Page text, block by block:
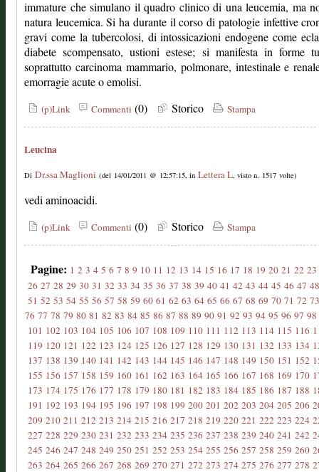
immature che simulano il quadro clinico di una leucemia, ma
natura leucemica. Si ha durante il corso di patologie infettive
gravi come la tubercolosi, di intossicazioni endogene come
diabete scompensato, ustioni estese; si manifesta in forme
soprattutto carcinoma mammario, polmonare, intestinale e
emorragie acute o emolisi.
(p)Link Commenti (0) Storico Stampa
Leucina
Di Dr.ssa Maglioni (del 14/01/2011 @ 12:57:15, in Lettera L, visto n. 1517 volte)
vedi aminoacidi.
(p)Link Commenti (0) Storico Stampa
Pagine: 1 2 3 4 5 6 7 8 9 10 11 12 13 14 15 16 17 18 19 20 21 22 23
26 27 28 29 30 31 32 33 34 35 36 37 38 39 40 41 42 43 44 45 46 47 48
51 52 53 54 55 56 57 58 59 60 61 62 63 64 65 66 67 68 69 70 71 72 73
76 77 78 79 80 81 82 83 84 85 86 87 88 89 90 91 92 93 94 95 96 97 98
101 102 103 104 105 106 107 108 109 110 111 112 113 114 115 116
119 120 121 122 123 124 125 126 127 128 129 130 131 132 133 134
137 138 139 140 141 142 143 144 145 146 147 148 149 150 151 152
155 156 157 158 159 160 161 162 163 164 165 166 167 168 169 170
173 174 175 176 177 178 179 180 181 182 183 184 185 186 187 188
191 192 193 194 195 196 197 198 199 200 201 202 203 204 205 206
209 210 211 212 213 214 215 216 217 218 219 220 221 222 223 224
227 228 229 230 231 232 233 234 235 236 237 238 239 240 241 242
245 246 247 248 249 250 251 252 253 254 255 256 257 258 259 260
263 264 265 266 267 268 269 270 271 272 273 274 275 276 277 278